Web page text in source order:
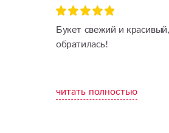
Букет свежий и
обратилась!
читать полностью